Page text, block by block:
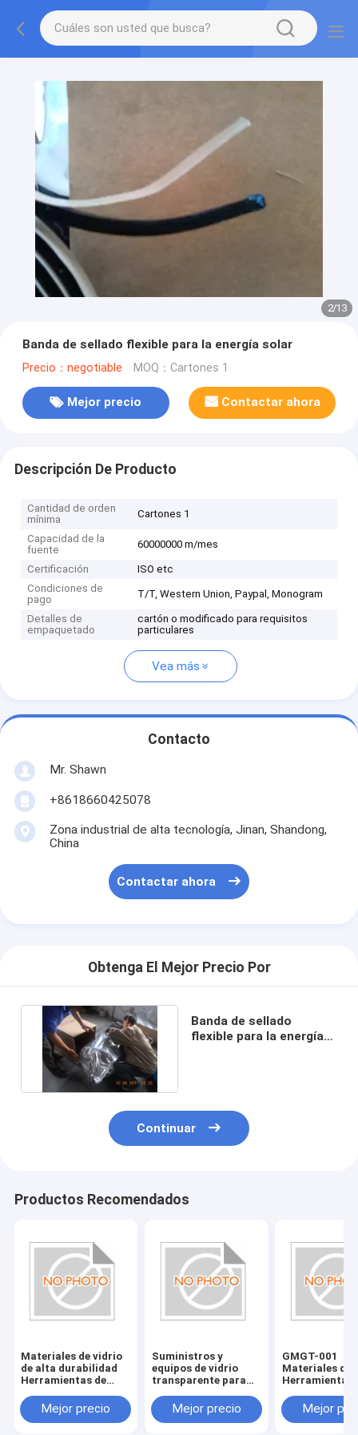
2/13
Banda de sellado flexible para la energía solar
Precio：negotiable MOQ：Cartones 1
Mejor precio Contactar ahora
Descripción De Producto
Cantidad de orden
mínima
Cartones 1
Capacidad de la
fuente
60000000 m/mes
Certificación
ISO etc
Condiciones de
pago
T/T, Western Union, Paypal, Monogram
Detalles de
empaquetado
cartón o modificado para requisitos
particulares
Vea más
Contacto
Mr. Shawn
+8618660425078
Zona industrial de alta tecnología, Jinan, Shandong,
China
Contactar ahora
Obtenga El Mejor Precio Por
Banda de sellado
flexible para la energía
Continuar
Productos Recomendados
Materiales de vidrio
de alta durabilidad
Herramientas de
los arañazos y
duraderas
Mejor precio
Suministros y
equipos de vidrio
transparente para
de vidrioMejor precio
GMGT-001
Materiales de
Herramientas
VariosMejor